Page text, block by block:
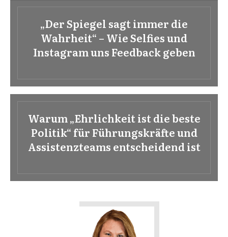
„Der Spiegel sagt immer die
Wahrheit“ – Wie Selfies und
Instagram uns Feedback geben
Warum „Ehrlichkeit ist die beste
Politik“ für Führungskräfte und
Assistenzteams entscheidend ist